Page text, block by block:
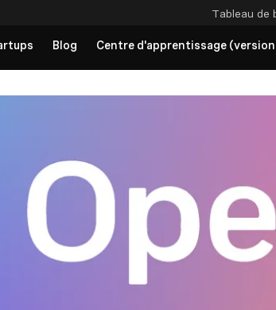
Tableau de
Blog Centre d'apprentissage